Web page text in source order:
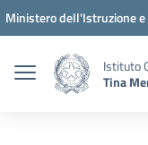
Vai ai contenuti
Vai al menu di
Vai al footer
Ministero dell'Istruzione
Istituto
Tina